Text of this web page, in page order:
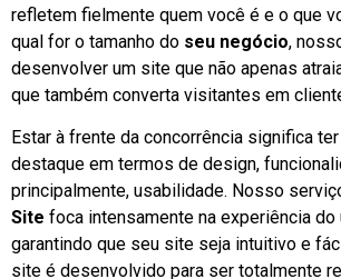
refletem fielmente quem você é e o que
qual for o tamanho do seu negócio,
desenvolver um site que não apenas
que também converta visitantes em
Estar à frente da concorrência significa
destaque em termos de design,
principalmente, usabilidade. Nosso
Site foca intensamente na experiência do
garantindo que seu site seja intuitivo e
site é desenvolvido para ser totalmente